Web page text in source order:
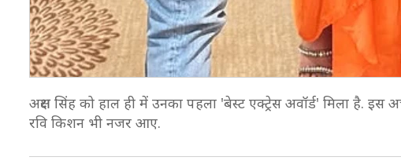
अक्षरा सिंह को हाल ही में उनका पहला 'बेस्ट एक्ट्रेस अवॉर्ड' मिला है.
रवि किशन भी नजर आए.